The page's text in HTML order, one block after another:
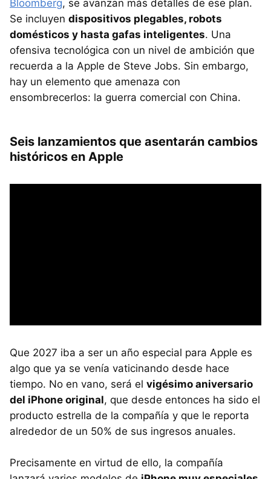
Bloomberg, se avanzan más detalles de ese plan.
Se incluyen dispositivos plegables, robots
domésticos y hasta gafas inteligentes. Una
ofensiva tecnológica con un nivel de ambición que
recuerda a la Apple de Steve Jobs. Sin embargo,
hay un elemento que amenaza con
ensombrecerlos: la guerra comercial con China.
Seis lanzamientos que asentarán cambios
históricos en Apple
Que 2027 iba a ser un año especial para Apple es
algo que ya se venía vaticinando desde hace
tiempo. No en vano, será el vigésimo aniversario
del iPhone original, que desde entonces ha sido el
producto estrella de la compañía y que le reporta
alrededor de un 50% de sus ingresos anuales.
Precisamente en virtud de ello, la compañía